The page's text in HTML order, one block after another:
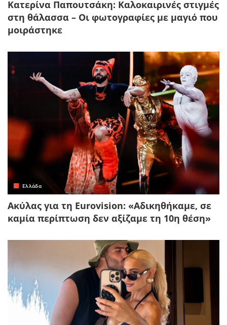
Κατερίνα Παπουτσάκη: Καλοκαιρινές στιγμές
στη θάλασσα – Οι φωτογραφίες με μαγιό που
μοιράστηκε
Ελλάδα
Ακύλας για τη Eurovision: «Αδικηθήκαμε, σε
καμία περίπτωση δεν αξίζαμε τη 10η θέση»